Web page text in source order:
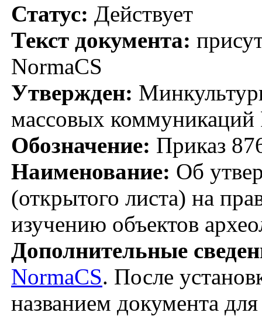
Статус: Действует
Текст документа:
NormaCS
Утвержден:
массовых
Обозначение: Приказ
Наименование: Об
(открытого листа) на
изучению объектов
Дополнительные
NormaCS. После
названием документа